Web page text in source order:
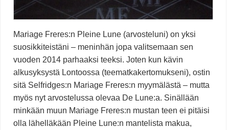
Mariage Freres:n Pleine Lune (arvosteluni) on yksi
suosikkiteistäni – meninhän jopa valitsemaan sen
vuoden 2014 parhaaksi teeksi. Joten kun kävin
alkusyksystä Lontoossa (teematkakertomukseni), ostin
sitä Selfridges:n Mariage Freres:n myymälästä – mutta
myös nyt arvostelussa olevaa De Lune:a. Sinällään
minkään muun Mariage Freres:n mustan teen ei pitäisi
olla lähelläkään Pleine Lune:n mantelista makua,